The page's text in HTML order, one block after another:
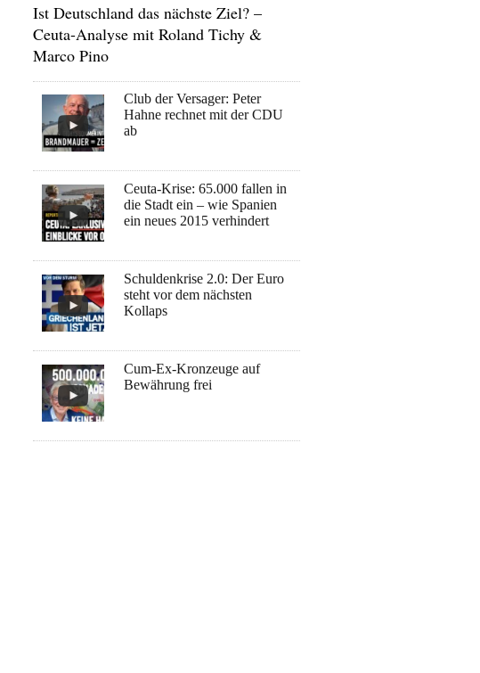
Ist Deutschland das nächste Ziel? –
Ceuta-Analyse mit Roland Tichy &
Marco Pino
Club der Versager: Peter
Hahne rechnet mit der CDU
ab
Ceuta-Krise: 65.000 fallen in
die Stadt ein – wie Spanien
ein neues 2015 verhindert
Schuldenkrise 2.0: Der Euro
steht vor dem nächsten
Kollaps
Cum-Ex-Kronzeuge auf
Bewährung frei